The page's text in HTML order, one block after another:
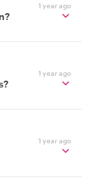
1 year ago
1 year ago
1 year ago